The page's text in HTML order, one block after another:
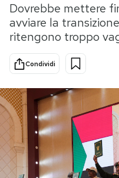
Tecnologia
Internet
Scienza
Cultura
Economia
Sport
PODCAST
Dovrebbe mettere
avviare la
ritengono troppo
Condividi